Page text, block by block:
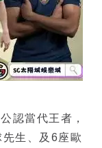
認當代王者，
生、及6座歐